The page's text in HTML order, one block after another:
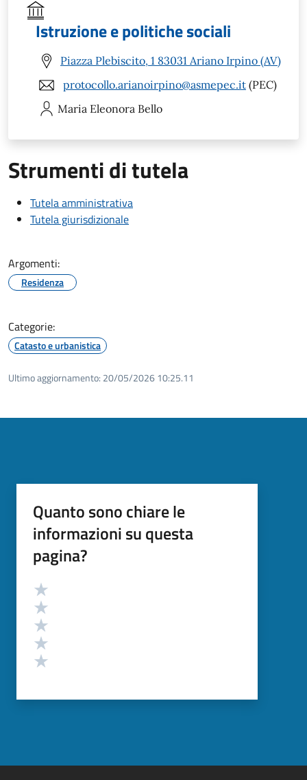
Istruzione e politiche sociali
Piazza Plebiscito, 1 83031 Ariano Irpino (AV)
protocollo.arianoirpino@asmepec.it (PEC)
Maria Eleonora Bello
Strumenti di tutela
Tutela amministrativa
Tutela giurisdizionale
Argomenti:
Residenza
Categorie:
Catasto e urbanistica
Ultimo aggiornamento: 20/05/2026 10:25.11
Quanto sono chiare le
informazioni su questa
pagina?
Valutazione